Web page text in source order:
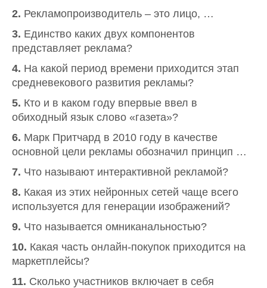
2. Рекламопроизводитель – это лицо, …
3. Единство каких двух компонентов
представляет реклама?
4. На какой период времени приходится этап
средневекового развития рекламы?
5. Кто и в каком году впервые ввел в
обиходный язык слово «газета»?
6. Марк Притчард в 2010 году в качестве
основной цели рекламы обозначил принцип …
7. Что называют интерактивной рекламой?
8. Какая из этих нейронных сетей чаще всего
используется для генерации изображений?
9. Что называется омниканальностью?
10. Какая часть онлайн-покупок приходится на
маркетплейсы?
11. Сколько участников включает в себя